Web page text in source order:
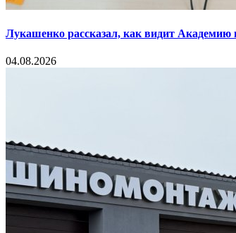
Лукашенко рассказал, как видит Академию
04.08.2026